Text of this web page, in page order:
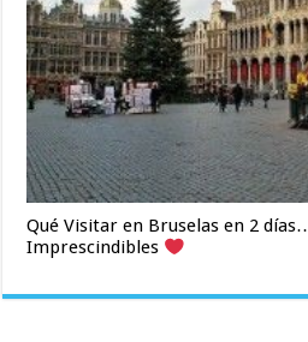
Qué Visitar en Bruselas en 2
Imprescindibles